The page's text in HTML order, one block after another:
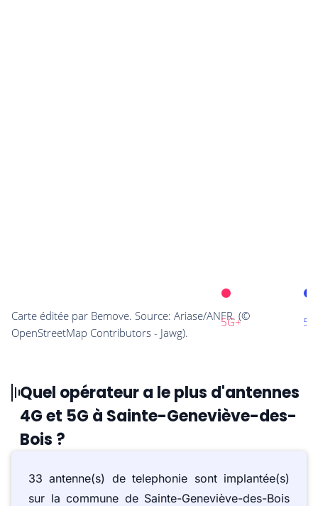
Quel opérateur a le plus d'antennes
4G et 5G à Sainte-Geneviève-des-
Bois ?
33 antenne(s) de telephonie sont implantée(s)
sur la commune de Sainte-Geneviève-des-Bois